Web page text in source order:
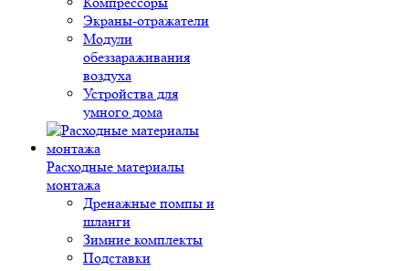
Экраны-отражатели
Модули
обеззараживания
воздуха
Устройства для
умного дома
Расходные материалы
монтажа
Дренажные помпы и
шланги
Зимние комплекты
Подставки